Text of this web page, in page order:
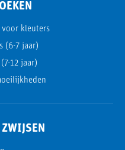
voor kleuters
(6-7 jaar)
12 jaar)